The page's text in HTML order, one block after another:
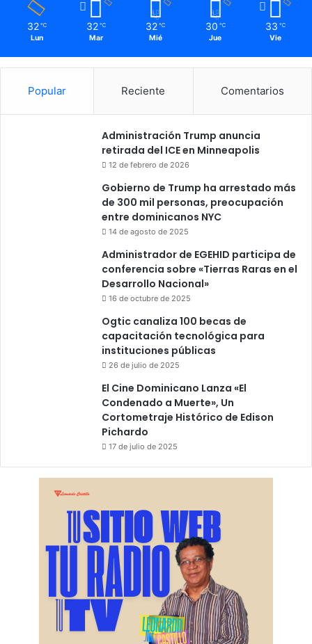
32 ℃
Lun
32 ℃
Mar
32 ℃
Mié
30 ℃
Jue
33 ℃
Vie
Popular Reciente Comentarios
Administración Trump anuncia
retirada del ICE en Minneapolis
12 de febrero de 2026
Gobierno de Trump ha arrestado más
de 300 mil personas, preocupación
entre dominicanos NYC
14 de agosto de 2025
Administrador de EGEHID participa de
conferencia sobre «Tierras Raras en el
Desarrollo Nacional»
16 de octubre de 2025
Ogtic canaliza 100 becas de
capacitación tecnológica para
instituciones públicas
26 de julio de 2025
El Cine Dominicano Lanza «El
Condenado a Muerte», Un
Cortometraje Histórico de Edison
Pichardo
17 de julio de 2025